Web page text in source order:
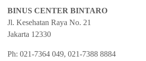
BINUS CENTER BINTARO
Jl. Kesehatan Raya No. 21
Jakarta 12330
Ph: 021-7364 049, 021-7388 8884